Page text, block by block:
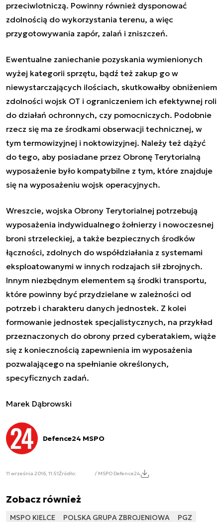
przeciwlotniczą. Powinny również dysponować
zdolnością do wykorzystania terenu, a więc
przygotowywania zapór, zalań i zniszczeń.
Ewentualne zaniechanie pozyskania wymienionych
wyżej kategorii sprzętu, bądź też zakup go w
niewystarczających ilościach, skutkowałby obniżeniem
zdolności wojsk OT i ograniczeniem ich efektywnej roli
do działań ochronnych, czy pomocniczych. Podobnie
rzecz się ma ze środkami obserwacji technicznej, w
tym termowizyjnej i noktowizyjnej. Należy też dążyć
do tego, aby posiadane przez Obronę Terytorialną
wyposażenie było kompatybilne z tym, które znajduje
się na wyposażeniu wojsk operacyjnych.
Wreszcie, wojska Obrony Terytorialnej potrzebują
wyposażenia indywidualnego żołnierzy i nowoczesnej
broni strzeleckiej, a także bezpiecznych środków
łączności, zdolnych do współdziałania z systemami
eksploatowanymi w innych rodzajach sił zbrojnych.
Innym niezbędnym elementem są środki transportu,
które powinny być przydzielane w zależności od
potrzeb i charakteru danych jednostek. Z kolei
formowanie jednostek specjalistycznych, na przykład
przeznaczonych do obrony przed cyberatakiem, wiąże
się z koniecznością zapewnienia im wyposażenia
pozwalającego na spełnianie określonych,
specyficznych zadań.
Marek Dąbrowski
Defence24 MSPO
11 września 2016, 11:51Źródło: / MSPO Defence24
Zobacz również
MSPO KIELCE POLSKA GRUPA ZBROJENIOWA
PGZ